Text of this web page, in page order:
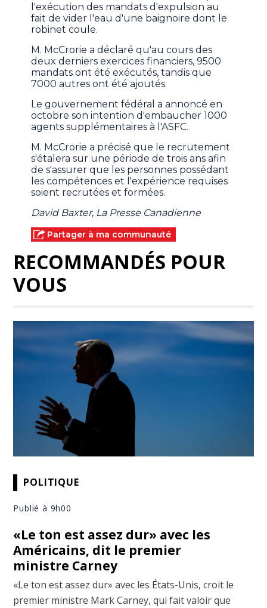
l'exécution des mandats d'expulsion au
fait de vider l'eau d'une baignoire dont le
robinet coule.
M. McCrorie a déclaré qu'au cours des
deux derniers exercices financiers, 9500
mandats ont été exécutés, tandis que
7000 autres ont été ajoutés.
Le gouvernement fédéral a annoncé en
octobre son intention d'embaucher 1000
agents supplémentaires à l'ASFC.
M. McCrorie a précisé que le recrutement
s'étalera sur une période de trois ans afin
de s'assurer que les personnes possédant
les compétences et l'expérience requises
soient recrutées et formées.
David Baxter, La Presse Canadienne
Partager à ma communauté
RECOMMANDÉS POUR
VOUS
POLITIQUE
Publié à 9h00
«Le ton est assez dur» avec les
Américains, dit le premier
ministre Carney
«Le ton est assez dur» avec les États-Unis, croit le
premier ministre Mark Carney, qui fait valoir que